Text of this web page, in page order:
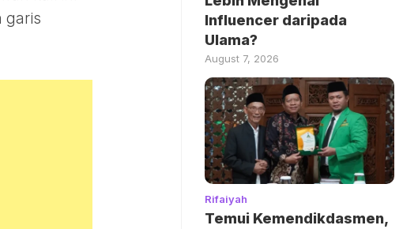
garis
Influencer daripada
Ulama?
August 7, 2026
Rifaiyah
Temui Kemendikdasmen,